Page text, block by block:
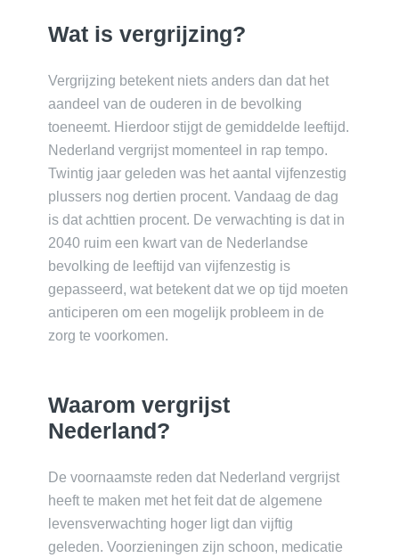
Wat is vergrijzing?
Vergrijzing betekent niets anders dan dat het
aandeel van de ouderen in de bevolking
toeneemt. Hierdoor stijgt de gemiddelde leeftijd.
Nederland vergrijst momenteel in rap tempo.
Twintig jaar geleden was het aantal vijfenzestig
plussers nog dertien procent. Vandaag de dag
is dat achttien procent. De verwachting is dat in
2040 ruim een kwart van de Nederlandse
bevolking de leeftijd van vijfenzestig is
gepasseerd, wat betekent dat we op tijd moeten
anticiperen om een mogelijk probleem in de
zorg te voorkomen.
Waarom vergrijst
Nederland?
De voornaamste reden dat Nederland vergrijst
heeft te maken met het feit dat de algemene
levensverwachting hoger ligt dan vijftig
geleden. Voorzieningen zijn schoon, medicatie